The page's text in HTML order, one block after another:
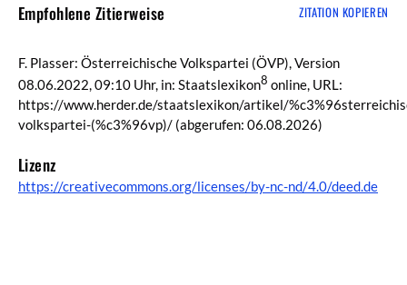
Empfohlene Zitierweise ZITATION KOPIEREN
F. Plasser: Österreichische Volkspartei (ÖVP), Version
08.06.2022, 09:10 Uhr, in: Staatslexikon8 online, URL:
https://www.herder.de/staatslexikon/artikel/
volkspartei-(%c3%96vp)/ (abgerufen: 06.08.2026)
Lizenz
https://creativecommons.org/licenses/by-nc-nd/4.0/deed.de